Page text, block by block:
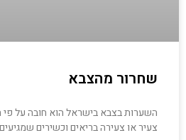
שחרור מהצבא
השערות בצבא בישראל הוא חובה על פי
צעיר או צעירה בריאים וכשירים שמגיעים